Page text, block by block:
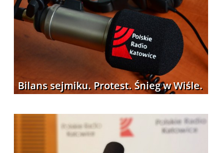
Bilans sejmiku. Protest. Śnieg w Wiśle.